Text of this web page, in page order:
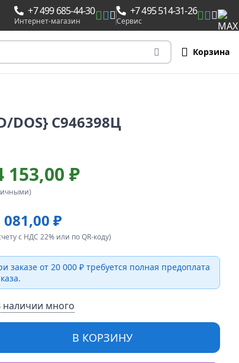
+7 499 685-44-30
Интернет-магазин
+7 495 514-31-26
Сервис
Корзина
DOS} C946398Ц
153,00 ₽
081,00 ₽
с НДС 22% или по QR-коду)
заказе от 20 000 ₽ требуется полная предоплата
наличии много
В КОРЗИНУ